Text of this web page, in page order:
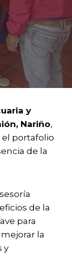
y
Nariño,
el portafolio
de la
de la
para
la
y